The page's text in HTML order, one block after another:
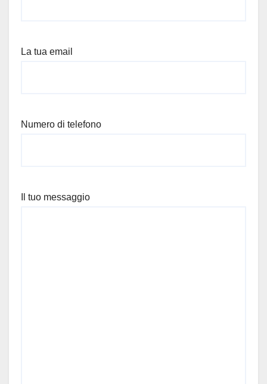
La tua email
Numero di telefono
Il tuo messaggio